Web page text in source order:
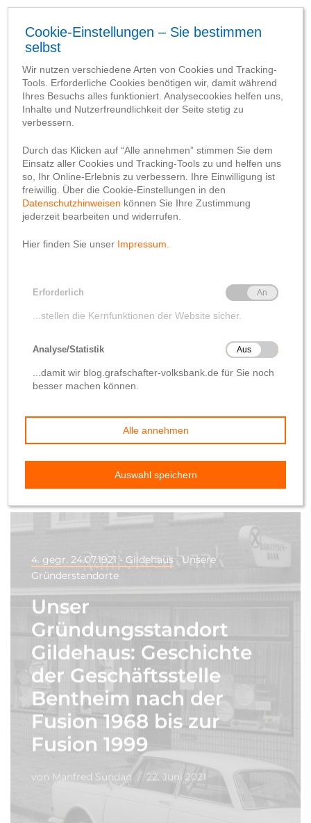
SCHLAGWORT-SUCHBEGRIFF
‘Raiffeisenbank Gildehaus’
Unser Gründerstandort
und Geschichte – Teil 2
bis zur Fusion in 1968
4. gegr. 24.07.1921 - Gildehaus
Unsere
Gründerstandorte
Unser
Gründungsstandort
Gildehaus: Geschichte
der Geschäftsstelle
Bentheim nach der
Fusion 1968 bis zur
Fusion 1999
von Manfred Sundag 22. Juni 2021